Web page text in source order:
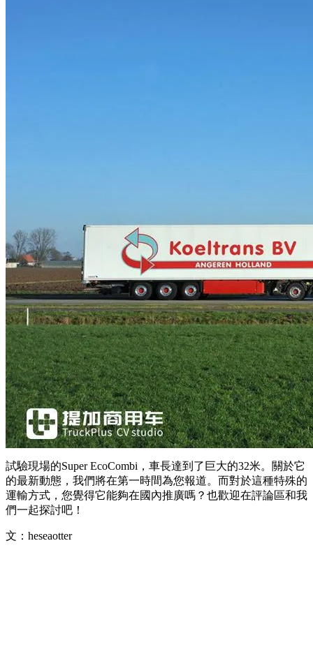
試驗現場的Super EcoCombi，車長達到了巨大的32米。關於它
的最新動態，我們將在第一時間為您報道。而對於這種特殊的
運輸方式，您覺得它能夠在國內推廣嗎？也歡迎在評論區和我
們一起探討吧！
文：heseaotter